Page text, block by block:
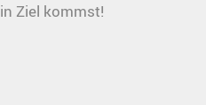
Ziel kommst!